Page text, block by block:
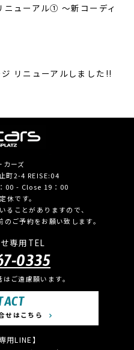
ニューアル① 〜新コーディ
リニューアルしました!!
カーズ
町2-4 REISE:04
00 - Close 19：00
休です。
ことがありますので、
ご予約をお願い致します。
専用TEL
0335
ご遠慮願います。
せはこちら
用LINE】